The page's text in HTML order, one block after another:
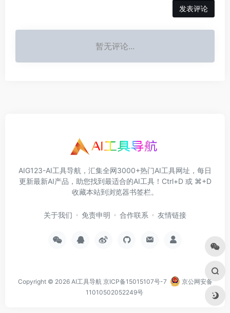
发表评论
暂无评论...
AIG123-AI工具导航，汇集全网3000+热门AI工具网址，每日
更新最新AI产品，助您找到最适合的AI工具！Ctrl+D 或 ⌘+D
收藏本站到浏览器书签栏。
关于我们 免责申明 合作联系 友情链接
Copyright © 2026 AI工具导航 京ICP备15015107号-7
京公网安备
11010502052249号